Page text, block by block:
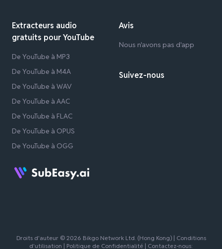
Extracteurs audio
gratuits pour YouTube
De YouTube à MP3
De YouTube à M4A
De YouTube à WAV
De YouTube à AAC
De YouTube à FLAC
De YouTube à OPUS
De YouTube à OGG
Avis
Nous n'avons pas d'app
Suivez-nous
Droits d'auteur © 2026 Bikgo Network Ltd. (Hong Kong) | Conditions
d'utilisation | Politique de Confidentialité | Contactez-nous: